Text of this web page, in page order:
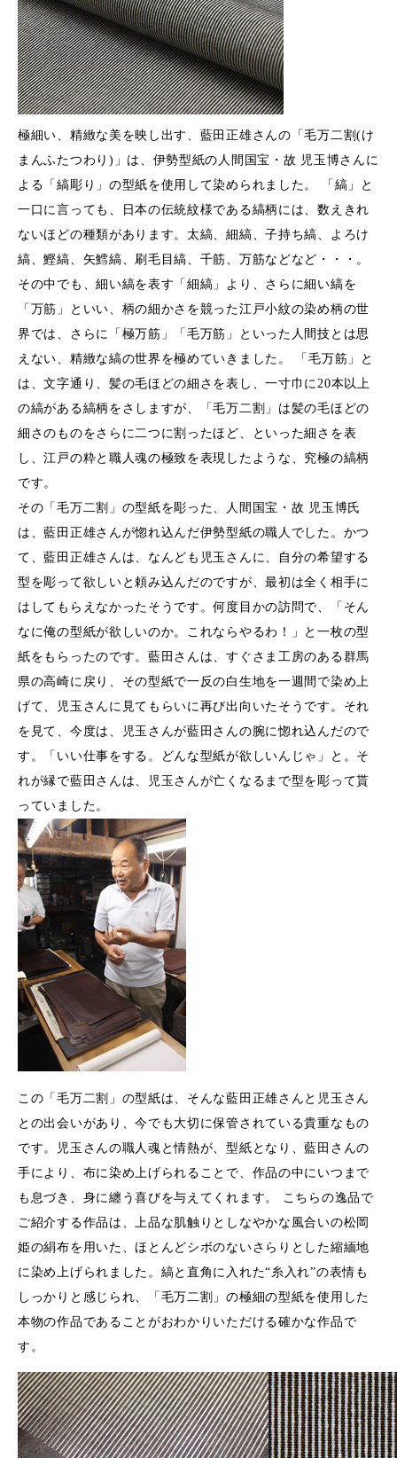
極細い、精緻な美を映し出す、藍田正雄さんの「毛万二割(け
まんふたつわり)」は、伊勢型紙の人間国宝・故 児玉博さんに
よる「縞彫り」の型紙を使用して染められました。 「縞」と
一口に言っても、日本の伝統紋様である縞柄には、数えきれ
ないほどの種類があります。太縞、細縞、子持ち縞、よろけ
縞、鰹縞、矢鱈縞、刷毛目縞、千筋、万筋などなど・・・。
その中でも、細い縞を表す「細縞」より、さらに細い縞を
「万筋」といい、柄の細かさを競った江戸小紋の染め柄の世
界では、さらに「極万筋」「毛万筋」といった人間技とは思
えない、精緻な縞の世界を極めていきました。 「毛万筋」と
は、文字通り、髪の毛ほどの細さを表し、一寸巾に20本以上
の縞がある縞柄をさしますが、「毛万二割」は髪の毛ほどの
細さのものをさらに二つに割ったほど、といった細さを表
し、江戸の粋と職人魂の極致を表現したような、究極の縞柄
です。
その「毛万二割」の型紙を彫った、人間国宝・故 児玉博氏
は、藍田正雄さんが惚れ込んだ伊勢型紙の職人でした。かつ
て、藍田正雄さんは、なんども児玉さんに、自分の希望する
型を彫って欲しいと頼み込んだのですが、最初は全く相手に
はしてもらえなかったそうです。何度目かの訪問で、「そん
なに俺の型紙が欲しいのか。これならやるわ！」と一枚の型
紙をもらったのです。藍田さんは、すぐさま工房のある群馬
県の高崎に戻り、その型紙で一反の白生地を一週間で染め上
げて、児玉さんに見てもらいに再び出向いたそうです。それ
を見て、今度は、児玉さんが藍田さんの腕に惚れ込んだので
す。「いい仕事をする。どんな型紙が欲しいんじゃ」と。そ
れが縁で藍田さんは、児玉さんが亡くなるまで型を彫って貰
っていました。
この「毛万二割」の型紙は、そんな藍田正雄さんと児玉さん
との出会いがあり、今でも大切に保管されている貴重なもの
です。児玉さんの職人魂と情熱が、型紙となり、藍田さんの
手により、布に染め上げられることで、作品の中にいつまで
も息づき、身に纏う喜びを与えてくれます。 こちらの逸品で
ご紹介する作品は、上品な肌触りとしなやかな風合いの松岡
姫の絹布を用いた、ほとんどシボのないさらりとした縮緬地
に染め上げられました。縞と直角に入れた“糸入れ”の表情も
しっかりと感じられ、「毛万二割」の極細の型紙を使用した
本物の作品であることがおわかりいただける確かな作品で
す。